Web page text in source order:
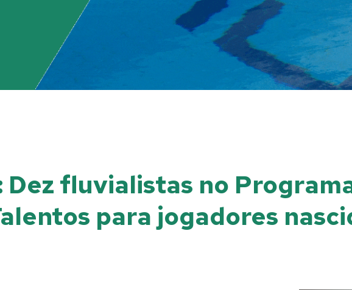
Dez fluvialistas no
para jogadores